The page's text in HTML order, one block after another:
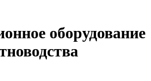
оборудование